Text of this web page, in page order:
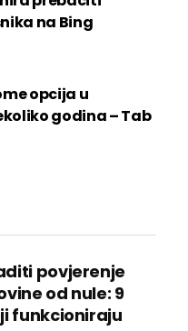
na Bing
opcija u
godina – Tab
povjerenje
od nule: 9
funkcioniraju